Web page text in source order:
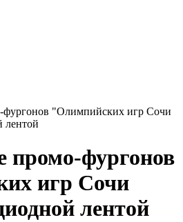
"Олимпийских игр Сочи
лентой
промо-фургонов
игр Сочи
лентой